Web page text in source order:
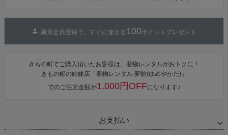
新規会員登録で、すぐに使える 100ポイントプレゼント
きもの町でご購入頂いたお客様は、着物レンタルがおトクに！
きもの町の姉妹店「着物レンタル 夢館(ゆめやかた)」
でのご注文金額が1,000円OFFになります♪
お支払い